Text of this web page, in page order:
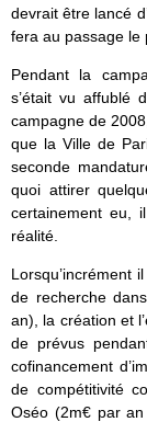
devrait être lancé
fera au passage le
Pendant la
s’était vu affublé
campagne de
que la Ville de
seconde
quoi attirer
certainement eu,
réalité.
Lorsqu’incrément
de recherche
an), la création et
de prévus
cofinancement
de compétitivité
Oséo (2m€ par